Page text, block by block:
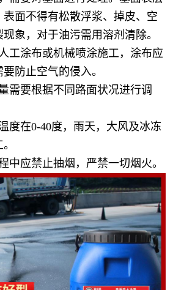
表面不得有松散浮浆、掉皮、空
象，对于油污需用溶剂清除。
工涂布或机械喷涂施工，涂布应
防止空气的侵入。
需要根据不同路面状况进行调
度在0-40度，雨天，大风及冰冻
中应禁止抽烟，严禁一切烟火。